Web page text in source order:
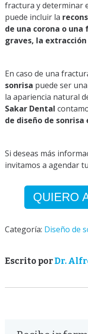
fractura y determinar
puede incluir la
de una corona o una
graves, la
En caso de una
sonrisa puede ser
la apariencia natural
Sakar Dental
de diseño de sonrisa
Si deseas más
invitamos a agendar
QUIERO
Categoría: Diseño de
Escrito porDr.